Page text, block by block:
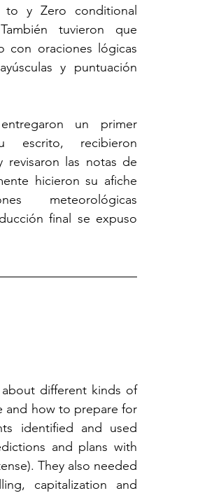
y Zero conditional
tuvieron que
con oraciones lógicas
y puntuación
un primer
escrito, recibieron
revisaron las notas de
hicieron su afiche
meteorológicas
final se expuso
different kinds of
and how to prepare for
identified and used
and plans with
They also needed
capitalization and